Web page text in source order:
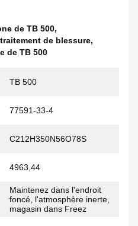
de TB 500,
de blessure,
de TB 500
TB 500
77591-33-4
C212H350N56O78S
4963,44
Maintenez dans l'endroit
foncé, l'atmosphère inerte,
magasin dans Freez